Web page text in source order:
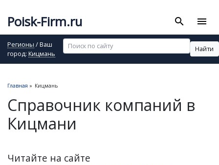
Poisk-Firm.ru search menu
Регионы / Ваш
город: Кицмань
Найти
Главная » Кицмань
Справочник компаний в
Кицмани
Читайте на сайте